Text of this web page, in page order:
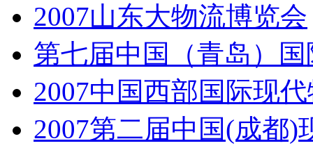
2007山东大物流博览会
第七届中国（青岛）
2007中国西部国际现
2007第二届中国(成都